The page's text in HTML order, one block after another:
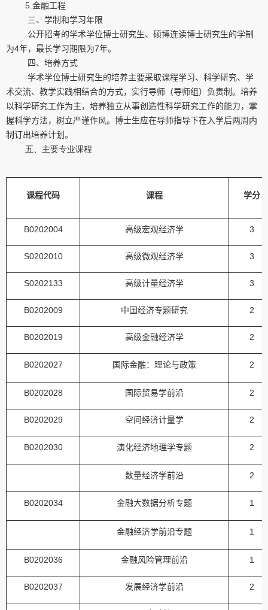
5.金融工程
三、学制和学习年限
公开招考的学术学位博士研究生、硕博连读博士研究生的学制
为4年，最长学习期限为7年。
四、培养方式
学术学位博士研究生的培养主要采取课程学习、科学研究、学
术交流、教学实践相结合的方式，实行导师（导师组）负责制。培养
以科学研究工作为主，培养独立从事创造性科学研究工作的能力，掌
握科学方法，树立严谨作风。博士生应在导师指导下在入学后两周内
制订出培养计划。
五、主要专业课程
课程代码 课程 学分
B0202004 高级宏观经济学 3
S0202010 高级微观经济学 3
S0202133 高级计量经济学 3
B0202009 中国经济专题研究 2
B0202019 高级金融经济学 2
B0202027 国际金融：理论与政策 2
B0202028 国际贸易学前沿 2
B0202029 空间经济计量学 2
B0202030 演化经济地理学专题 2
数量经济学前沿 2
B0202034 金融大数据分析专题 1
金融经济学前沿专题 1
B0202036 金融风险管理前沿 1
B0202037 发展经济学前沿 2